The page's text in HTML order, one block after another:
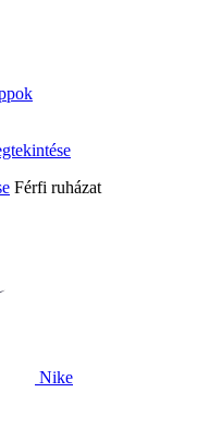
Férfi ruházat
Nike